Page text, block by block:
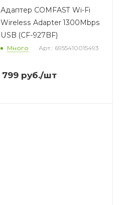
Адаптер COMFAST Wi-Fi
Wireless Adapter 1300Mbps
USB (CF-927BF)
Много Арт.: 6955410015493
799руб./шт